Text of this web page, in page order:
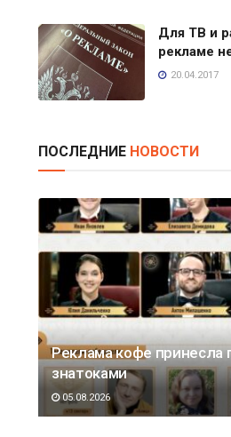
Для ТВ и
рекламе
20.04.2017
ПОСЛЕДНИЕ НОВОСТИ
Реклама кофе принесла
знатоками
05.08.2026